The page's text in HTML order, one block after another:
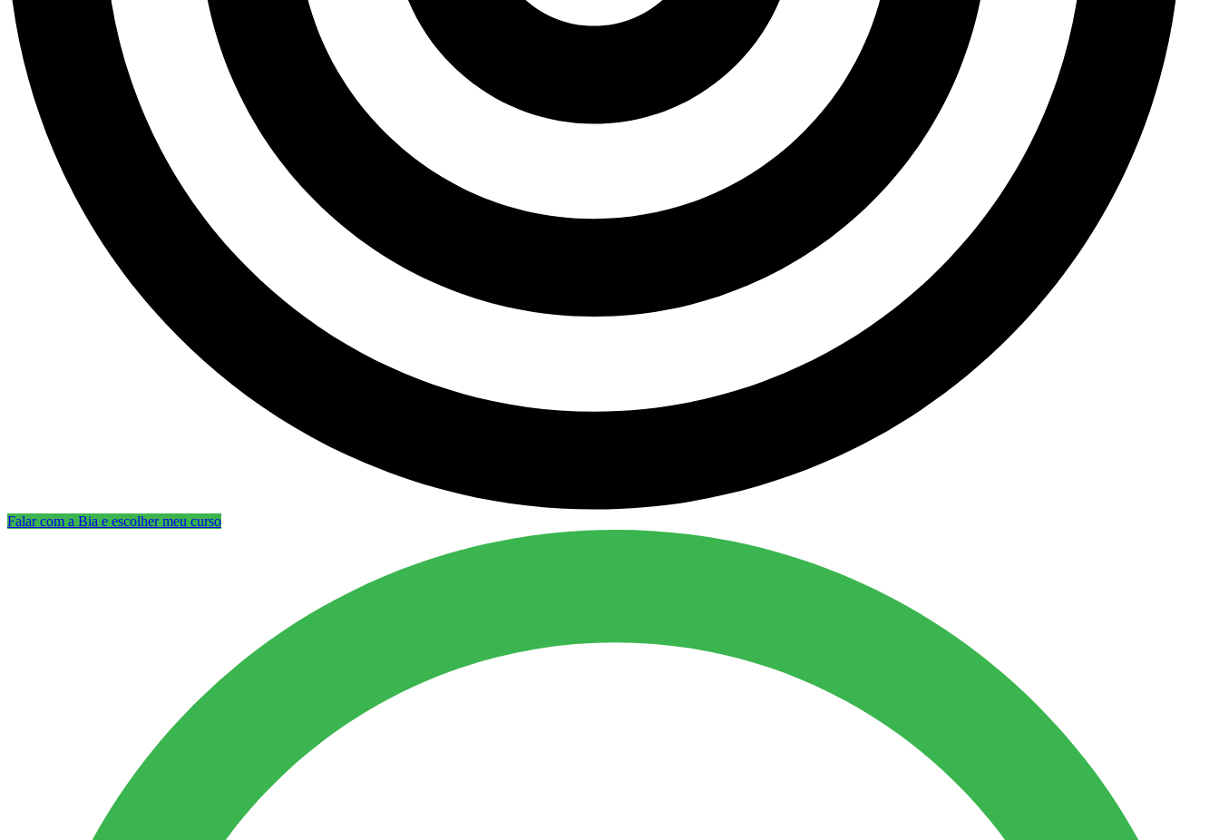
Falar com a Bia e escolher meu curso